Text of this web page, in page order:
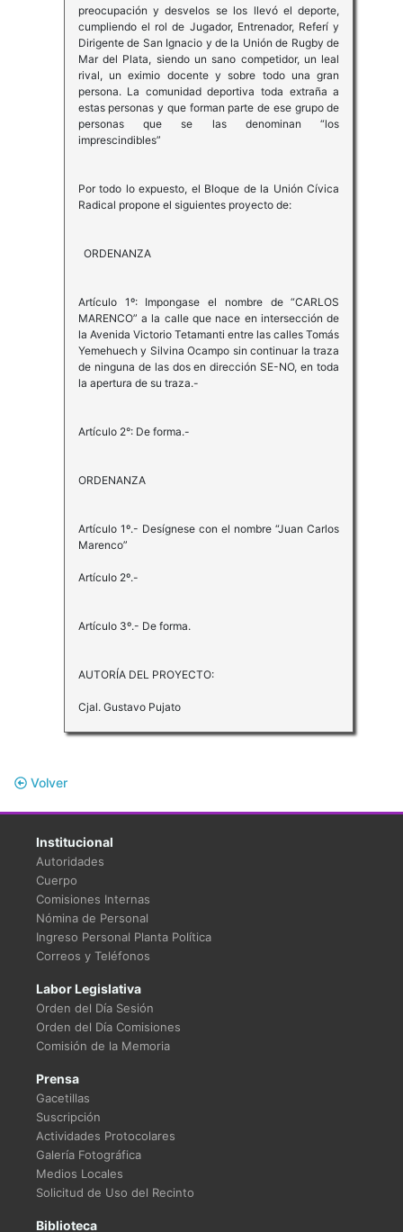
preocupación y desvelos se los llevó el deporte,
cumpliendo el rol de Jugador, Entrenador, Referí y
Dirigente de San Ignacio y de la Unión de Rugby de
Mar del Plata, siendo un sano competidor, un leal
rival, un eximio docente y sobre todo una gran
persona. La comunidad deportiva toda extraña a
estas personas y que forman parte de ese grupo de
personas que se las denominan “los
imprescindibles”
Por todo lo expuesto, el Bloque de la Unión Cívica
Radical propone el siguientes proyecto de:
ORDENANZA
Artículo 1º: Impongase el nombre de “CARLOS
MARENCO” a la calle que nace en intersección de
la Avenida Victorio Tetamanti entre las calles Tomás
Yemehuech y Silvina Ocampo sin continuar la traza
de ninguna de las dos en dirección SE-NO, en toda
la apertura de su traza.-
Artículo 2°: De forma.-
ORDENANZA
Artículo 1º.- Desígnese con el nombre “Juan Carlos
Marenco”
Artículo 2º.-
Artículo 3º.- De forma.
AUTORÍA DEL PROYECTO:
Cjal. Gustavo Pujato
Volver
Institucional
Autoridades
Cuerpo
Comisiones Internas
Nómina de Personal
Ingreso Personal Planta Política
Correos y Teléfonos
Labor Legislativa
Orden del Día Sesión
Orden del Día Comisiones
Comisión de la Memoria
Prensa
Gacetillas
Suscripción
Actividades Protocolares
Galería Fotográfica
Medios Locales
Solicitud de Uso del Recinto
Biblioteca